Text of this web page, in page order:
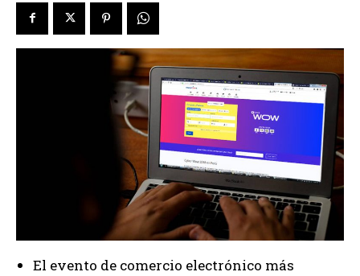
El evento de comercio electrónico más